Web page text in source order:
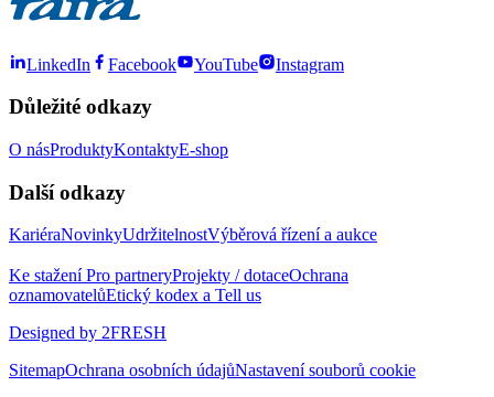
LinkedIn Facebook YouTube Instagram
Důležité odkazy
O násProduktyKontaktyE-shop
Další odkazy
KariéraNovinkyUdržitelnostVýběrová řízení a aukce
Ke staženíPro partneryProjekty / dotaceOchrana
oznamovatelůEtický kodex a Tell us
Designed by 2FRESH
SitemapOchrana osobních údajůNastavení souborů cookie